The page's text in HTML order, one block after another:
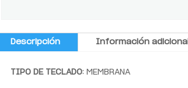
Descripción Información adicional
TIPO DE TECLADO: MEMBRANA